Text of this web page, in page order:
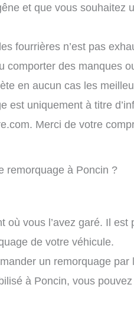
et que vous souhaitez
fourrières n’est pas
comporter des manques
en aucun cas les
uniquement à titre
Merci de votre
remorquage à Poncin ?
où vous l’avez garé. Il est
de votre véhicule.
un remorquage par
à Poncin, vous